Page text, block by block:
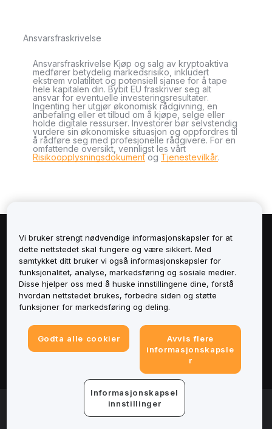
Ansvarsfraskrivelse
Ansvarsfraskrivelse Kjøp og salg av kryptoaktiva
medfører betydelig markedsrisiko, inkludert
ekstrem volatilitet og potensiell sjanse for å tape
hele kapitalen din. Bybit EU fraskriver seg alt
ansvar for eventuelle investeringsresultater.
Ingenting her utgjør økonomisk rådgivning, en
anbefaling eller et tilbud om å kjøpe, selge eller
holde digitale ressurser. Investorer bør selvstendig
vurdere sin økonomiske situasjon og oppfordres til
å rådføre seg med profesjonelle rådgivere. For en
omfattende oversikt, vennligst les vårt
Risikoopplysningsdokumentog Tjenestevilkår.
Om
Tjenester
Støtte
Produkter
© 2025-2026 Bybit.eu. All rights reserved.
Vi bruker strengt nødvendige informasjonskapsler for at
dette nettstedet skal fungere og være sikkert. Med
samtykket ditt bruker vi også informasjonskapsler for
funksjonalitet, analyse, markedsføring og sosiale medier.
Disse hjelper oss med å huske innstillingene dine, forstå
hvordan nettstedet brukes, forbedre siden og støtte
funksjoner for markedsføring og deling.
Godta alle cookier
Avvis flere
informasjonskapsle
r
Informasjonskapsel
innstillinger